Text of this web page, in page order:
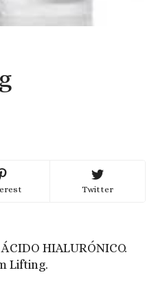
Twitter
HIALURÓNICO.
Lifting.